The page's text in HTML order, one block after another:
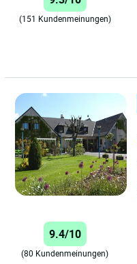
(151 Kundenmeinungen)
9.4/10
(80 Kundenmeinungen)